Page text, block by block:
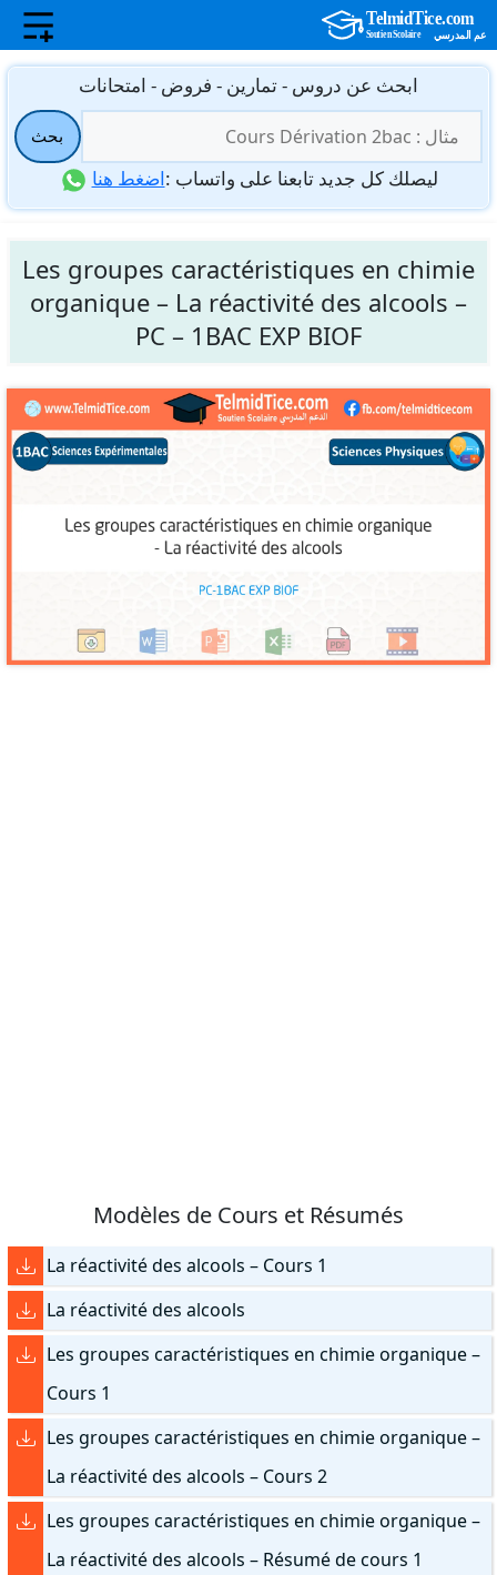
انتقل
المحتوى
ابحث عن دروس - تمارين - فروض - امتحانات
عن:
بحث
ليصلك كل جديد تابعنا على واتساب :اضغط هنا
Les groupes caractéristiques en chimie
organique – La réactivité des alcools –
PC – 1BAC EXP BIOF
Modèles de Cours et Résumés
La réactivité des alcools – Cours 1
La réactivité des alcools
Les groupes caractéristiques en chimie organique –
Cours 1
Les groupes caractéristiques en chimie organique –
La réactivité des alcools – Cours 2
Les groupes caractéristiques en chimie organique –
La réactivité des alcools – Résumé de cours 1